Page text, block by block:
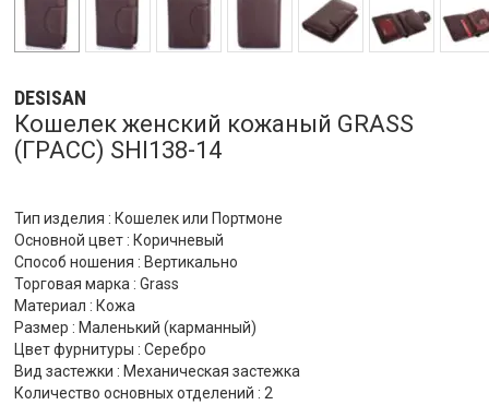
DESISAN
Кошелек женский кожаный GRASS
(ГРАСС) SHI138-14
Тип изделия : Кошелек или Портмоне
Основной цвет : Коричневый
Способ ношения : Вертикально
Торговая марка : Grass
Материал : Кожа
Размер : Маленький (карманный)
Цвет фурнитуры : Серебро
Вид застежки : Механическая застежка
Количество основных отделений : 2